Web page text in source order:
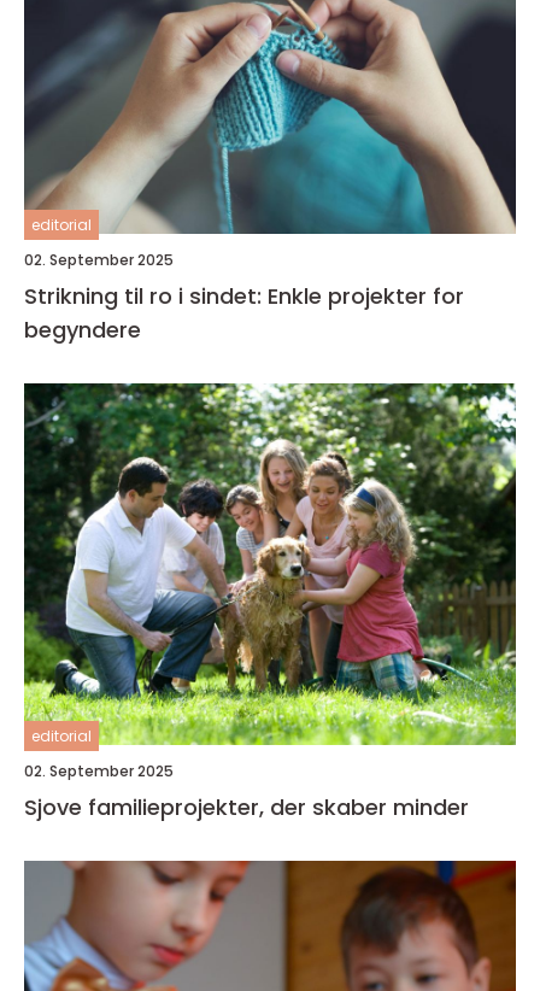
editorial
02. September 2025
Strikning til ro i sindet: Enkle projekter for
begyndere
editorial
02. September 2025
Sjove familieprojekter, der skaber minder